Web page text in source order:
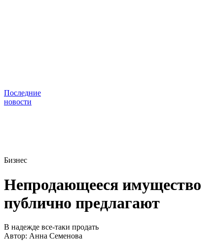
Последние
новости
Бизнес
Непродающееся имущество
публично предлагают
В надежде все-таки продать
Автор: Анна Семенова